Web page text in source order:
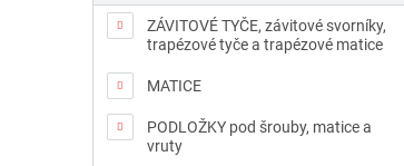
ZÁVITOVÉ TYČE, závitové svorníky,
trapézové tyče a trapézové matice
MATICE
PODLOŽKY pod šrouby, matice a
vruty